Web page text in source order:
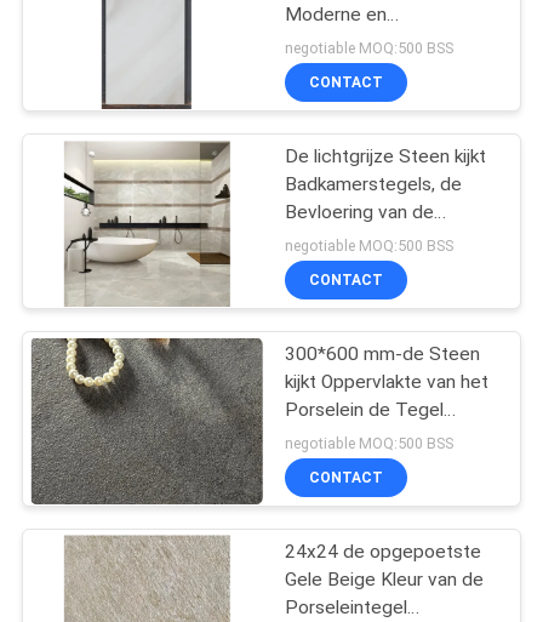
houten effect
porseleintegels
29
Het tapijt kijkt
Porseleintegel
19
Moderne en
Toekomstige Families
negotiable MOQ:500 BSS
CONTACT
De lichtgrijze Steen kijkt
Badkamerstegels, de
Bevloering van de
Porseleintegel Antislip
negotiable MOQ:500 BSS
CONTACT
300*600 mm-de Steen
kijkt Oppervlakte van het
Porselein de Tegel
Verglaasde Concave
Convexe Patroon
negotiable MOQ:500 BSS
CONTACT
24x24 de opgepoetste
Gele Beige Kleur van de
Porseleintegel